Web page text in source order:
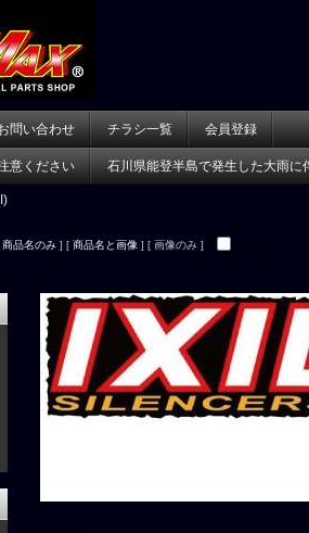
問い合わせ チラシ一覧 会員登録
意ください 石川県能登半島で発生した大雨に
商品名のみ ] [ 商品名と画像 ] [ 画像のみ ]